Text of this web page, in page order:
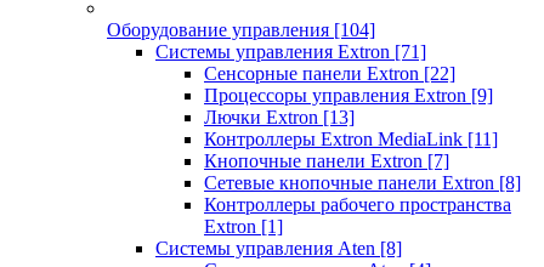
Оборудование управления [104]
Системы управления Extron [71]
Сенсорные панели Extron [22]
Процессоры управления Extron [9]
Лючки Extron [13]
Контроллеры Extron MediaLink [11]
Кнопочные панели Extron [7]
Сетевые кнопочные панели Extron [8]
Контроллеры рабочего пространства
Extron [1]
Системы управления Aten [8]